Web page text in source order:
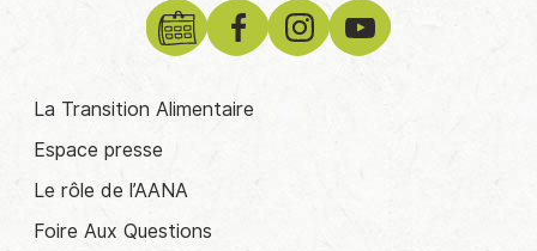
La Transition Alimentaire
Espace presse
Le rôle de l’AANA
Foire Aux Questions